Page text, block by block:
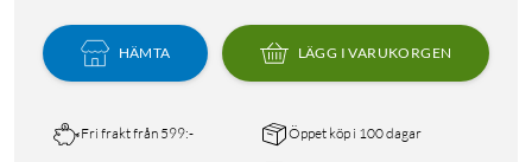
HÄMTA LÄGG I VARUKORGEN
Fri frakt från 599:- Öppet köp i 100 dagar